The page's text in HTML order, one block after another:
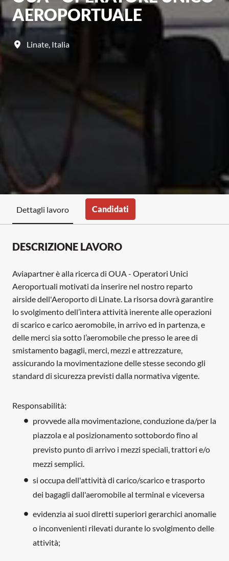
AEROPORTUALE
Linate Italia
Dettagli lavoro Candidati
DESCRIZIONE LAVORO
Aviapartner è alla ricerca di OUA - Operatori Unici
Aeroportuali motivati da inserire nel nostro reparto
airside dell'Aeroporto di Linate. La risorsa dovrà garantire
lo svolgimento dell’intera attività inerente alle operazioni
di scarico e carico aeromobile, in arrivo ed in partenza, e
delle merci sia sotto l’aeromobile che presso le aree di
smistamento bagagli, merci, mezzi e attrezzature,
assicurando la movimentazione delle stesse secondo gli
standard di sicurezza previsti dalla normativa vigente.
Responsabilità:
provvede alla movimentazione, conduzione da/per la
piazzola e al posizionamento sottobordo fino al
previsto punto di arrivo i mezzi speciali, trattori e/o
mezzi semplici.
si occupa dell'attività di carico/scarico e trasporto
dei bagagli dall'aeromobile al terminal e viceversa
evidenzia ai suoi diretti superiori gerarchici anomalie
o inconvenienti rilevati durante lo svolgimento delle
attività;